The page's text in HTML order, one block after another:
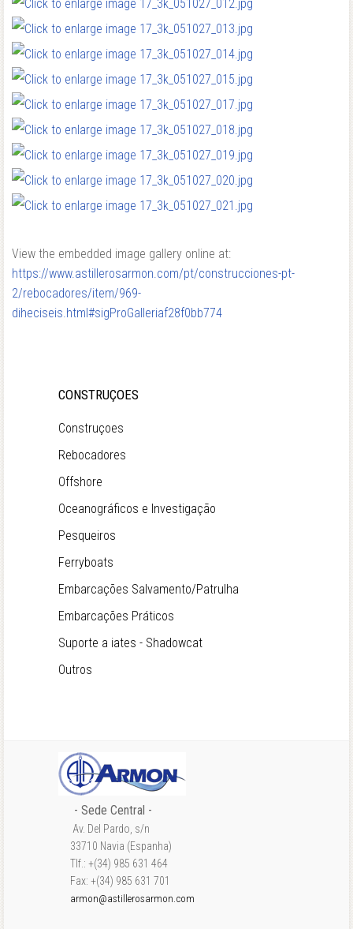
View the embedded image gallery online at:
https://www.astillerosarmon.com/pt/construcciones-pt-
2/rebocadores/item/969-
diheciseis.html#sigProGalleriaf28f0bb774
CONSTRUÇOES
Construçoes
Rebocadores
Offshore
Oceanográficos e Investigação
Pesqueiros
Ferryboats
Embarcações Salvamento/Patrulha
Embarcações Práticos
Suporte a iates - Shadowcat
Outros
- Sede Central -
Av. Del Pardo, s/n
33710 Navia (Espanha)
Tlf.: +(34) 985 631 464
Fax: +(34) 985 631 701
armon@astillerosarmon.com